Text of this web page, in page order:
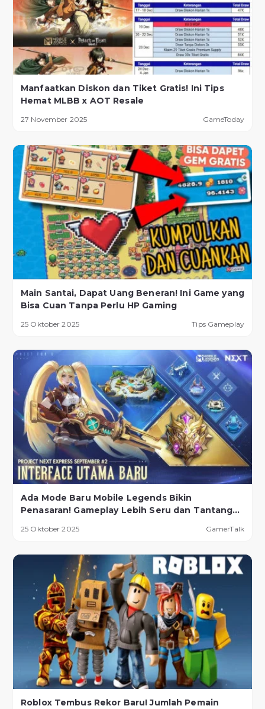
Manfaatkan Diskon dan Tiket Gratis! Ini Tips
Hemat MLBB x AOT Resale
27 November 2025 GameToday
Main Santai, Dapat Uang Beneran! Ini Game yang
Bisa Cuan Tanpa Perlu HP Gaming
25 Oktober 2025 Tips Gameplay
Ada Mode Baru Mobile Legends Bikin
Penasaran! Gameplay Lebih Seru dan Tantangan
25 Oktober 2025 GamerTalk
Roblox Tembus Rekor Baru! Jumlah Pemain